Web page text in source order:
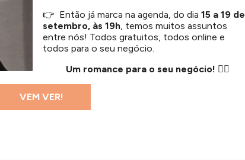
👉 Então já marca na agenda, do dia 15 a 19 de
setembro, às 19h , temos muitos assuntos
entre nós! Todos gratuitos, todos online e
todos para o seu negócio.
Um romance para o seu negócio! ❤️‍🔥
VEM VER!